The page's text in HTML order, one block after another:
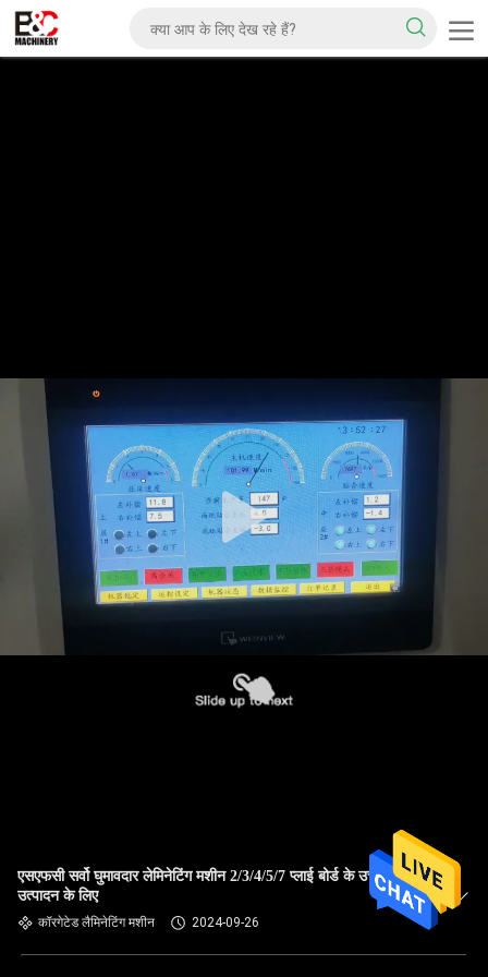
एसएफसी सर्वो घुमावदार लेमिनेटिंग मशीन 2/3/4/5/7 प्लाई बोर्ड के उच्च गति
उत्पादन के लिए
कॉरगेटेड लैमिनेटिंग मशीन 2024-09-26